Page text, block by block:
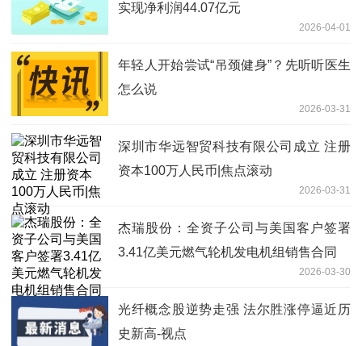
实现净利润44.07亿元
2026-04-01
年轻人开始尝试“吊颈健身”？先听听医生
怎么说
2026-03-31
深圳市华远智贸科技有限公司成立 注册
资本100万人民币|焦点滚动
2026-03-31
杰瑞股份：全资子公司与美国客户签署
3.41亿美元燃气轮机发电机组销售合同
2026-03-30
光纤概念股逆势走强 法尔胜涨停逼近历
史新高-视点